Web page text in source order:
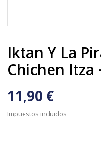
Iktan Y La
Chichen Itza
11,90 €
Impuestos incluidos